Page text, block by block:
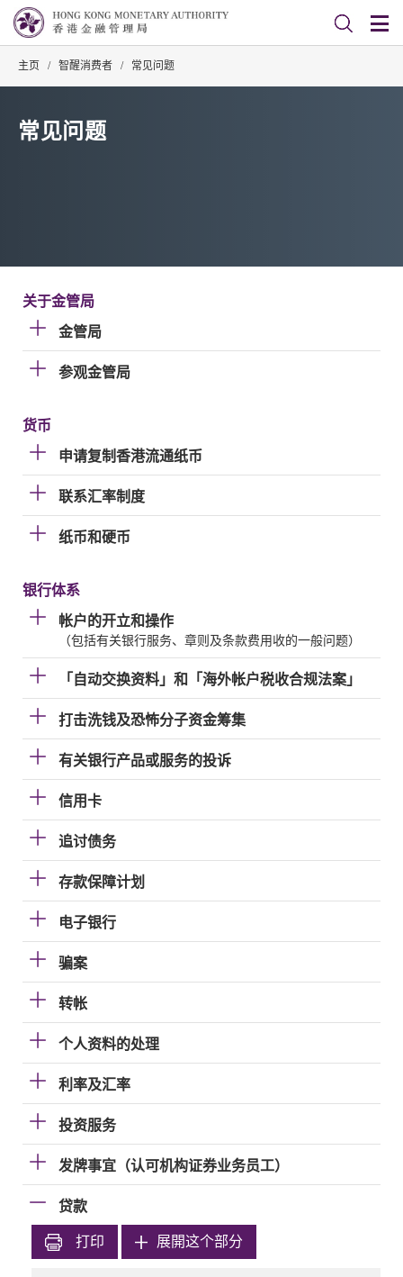
主页 / 智醒消费者 / 常见问题
常见问题
关于金管局
金管局
参观金管局
货币
申请复制香港流通纸币
联系汇率制度
纸币和硬币
银行体系
帐户的开立和操作
（包括有关银行服务、章则及条款费用收的一般问题）
「自动交换资料」和「海外帐户税收合规法案」
打击洗钱及恐怖分子资金筹集
有关银行产品或服务的投诉
信用卡
追讨债务
存款保障计划
电子银行
骗案
转帐
个人资料的处理
利率及汇率
投资服务
发牌事宜（认可机构证券业务员工）
贷款
打印 展開这个部分